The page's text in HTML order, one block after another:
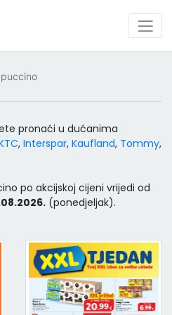
pronaći u dućanima
, Interspar, Kaufland, Tommy,
po akcijskoj cijeni vrijedi od
(ponedjeljak).